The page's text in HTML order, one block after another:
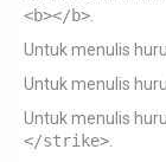
<b></b>
Untuk menulis
Untuk menulis
Untuk menulis
</strike>